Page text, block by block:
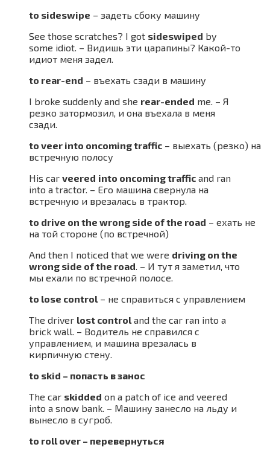
to sideswipe – задеть сбоку машину
See those scratches? I got sideswiped by
some idiot. – Видишь эти царапины? Какой-то
идиот меня задел.
to rear-end – въехать сзади в машину
I broke suddenly and she rear-ended me. – Я
резко затормозил, и она въехала в меня
сзади.
to veer into oncoming traffic – выехать (резко) на
встречную полосу
His car veered into oncoming traffic and ran
into a tractor. – Его машина свернула на
встречную и врезалась в трактор.
to drive on the wrong side of the road – ехать не
на той стороне (по встречной)
And then I noticed that we were driving on the
wrong side of the road. – И тут я заметил, что
мы ехали по встречной полосе.
to lose control – не справиться с управлением
The driver lost control and the car ran into a
brick wall. – Водитель не справился с
управлением, и машина врезалась в
кирпичную стену.
to skid – попасть в занос
The car skidded on a patch of ice and veered
into a snow bank. – Машину занесло на льду и
вынесло в сугроб.
to roll over – перевернуться